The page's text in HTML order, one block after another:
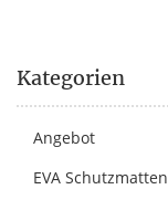
Kategorien
Angebot
EVA Schutzmatten